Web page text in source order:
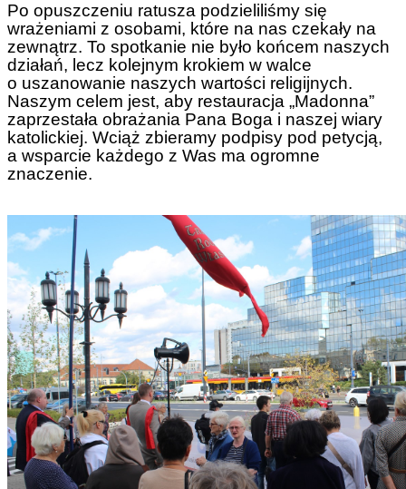
Po opuszczeniu ratusza podzieliliśmy się
wrażeniami z osobami, które na nas czekały na
zewnątrz. To spotkanie nie było końcem naszych
działań, lecz kolejnym krokiem w walce
o uszanowanie naszych wartości religijnych.
Naszym celem jest, aby restauracja „Madonna”
zaprzestała obrażania Pana Boga i naszej wiary
katolickiej. Wciąż zbieramy podpisy pod petycją,
a wsparcie każdego z Was ma ogromne
znaczenie.